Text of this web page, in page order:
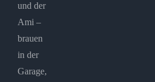
und der
Ami –
brauen
in der
Garage,